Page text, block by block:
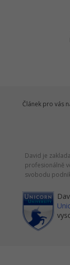
Článek pro vás
David je
profesionálně
svobodu